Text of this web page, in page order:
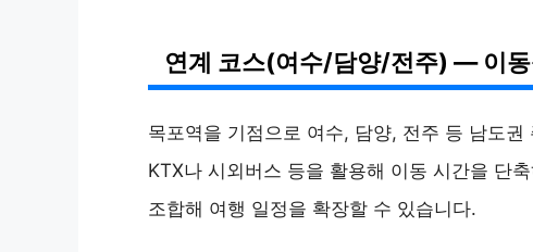
연계 코스(여수/담양/전주) — 이동
목포역을 기점으로 여수, 담양, 전주 등 남도
KTX나 시외버스 등을 활용해 이동 시간을 단
조합해 여행 일정을 확장할 수 있습니다.